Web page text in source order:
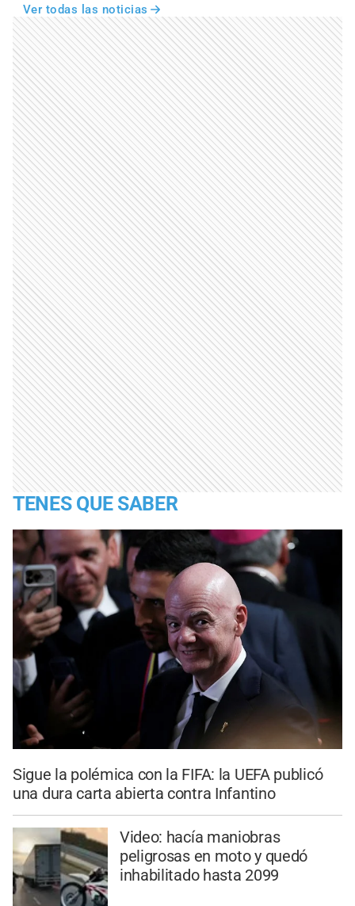
Ver todas las noticias
TENES QUE SABER
Sigue la polémica con la FIFA: la UEFA publicó
una dura carta abierta contra Infantino
Video: hacía maniobras
peligrosas en moto y quedó
inhabilitado hasta 2099